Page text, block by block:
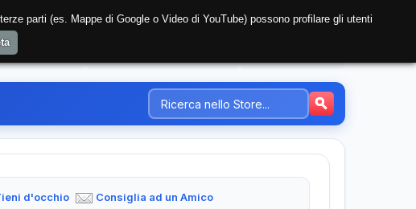
UTENTE
d'occhio Consiglia ad un Amico
parti (es. Mappe di Google o Video di YouTube) possono profilare gli utenti